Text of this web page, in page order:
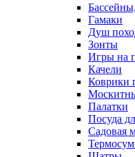
Гамаки
Душ
Зонты
Игры на
Качели
Коврики
Палатки
Посуда
Садовая